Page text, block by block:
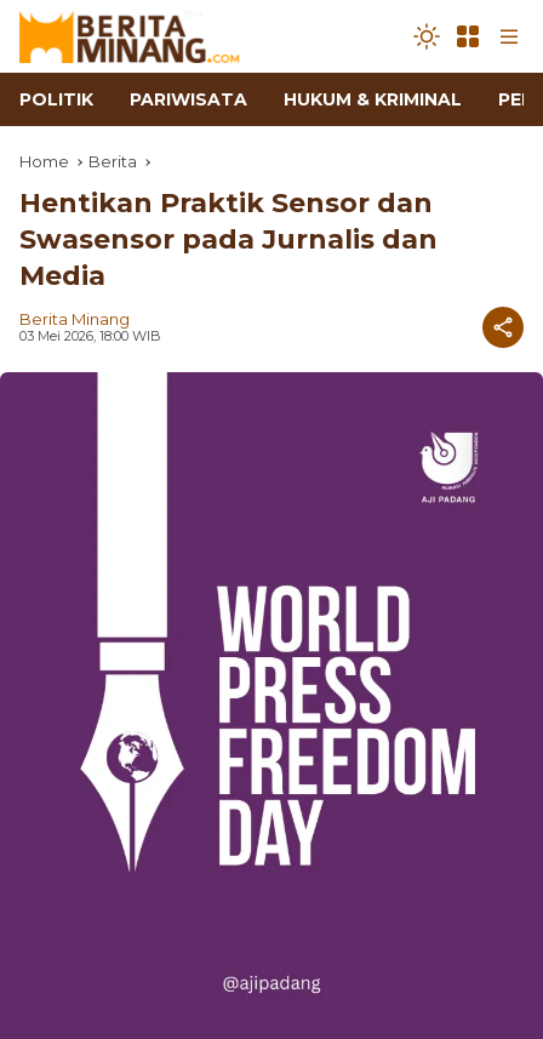
POLITIK PARIWISATA HUKUM & KRIMINAL
Home Berita
Hentikan Praktik Sensor dan
Swasensor pada Jurnalis dan
Media
Berita Minang
03 Mei 2026, 18:00 WIB